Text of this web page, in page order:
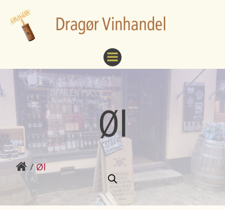
til
indhold
Øl
Øl